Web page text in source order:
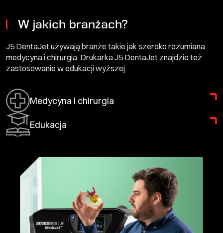
W jakich branżach?
J5 DentaJet używają branże takie jak szeroko rozumiana
medycyna i chirurgia. Drukarka J5 DentaJet znajdzie też
zastosowanie w edukacji wyższej.
Medycyna i chirurgia
Edukacja